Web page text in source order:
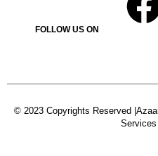
FOLLOW US ON
© 2023 Copyrights Reserved